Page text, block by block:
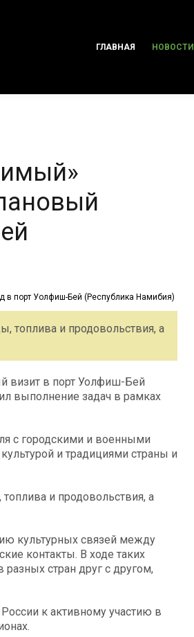
ГЛАВНАЯ НОВОСТИ
топлива и продовольствия, а
визит в порт Уолфиш-Бей
выполнение задач в рамках
с городскими и военными
и традициями страны и
и продовольствия, а
культурных связей между
контакты. В ходе таких
стран друг с другом,
к активному участию в